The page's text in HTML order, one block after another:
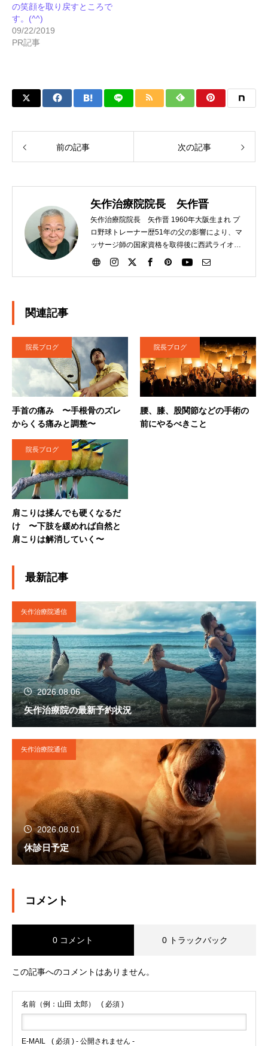
の笑顔を取り戻すところで
す。(^^)
09/22/2019
PR記事
前の記事 次の記事
矢作治療院院長 矢作晋
矢作治療院院長 矢作晋 1960年大阪生まれ プ
ロ野球トレーナー歴51年の父の影響により、マ
ッサージ師の国家資格を取得後に西武ライオン
ズにトレーナーとして入団。その後、大洋ホエ
関連記事
院長ブログ
手首の痛み 〜手根骨のズレ
からくる痛みと調整〜
院長ブログ
腰、膝、股関節などの手術の
前にやるべきこと
院長ブログ
肩こりは揉んでも硬くなるだ
け 〜下肢を緩めれば自然と
肩こりは解消していく〜
最新記事
矢作治療院通信
2026.08.06
矢作治療院の最新予約状況
矢作治療院通信
2026.08.01
休診日予定
コメント
0 コメント 0 トラックバック
この記事へのコメントはありません。
名前（例：山田 太郎） ( 必須 )
E-MAIL ( 必須 ) - 公開されません -